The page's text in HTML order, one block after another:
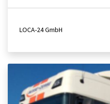
LOCA-24 GmbH